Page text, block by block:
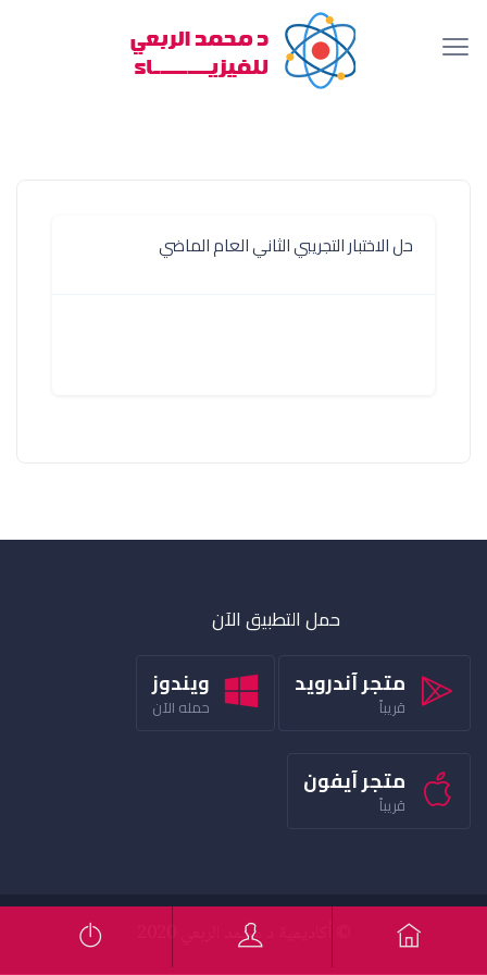
حل الاختبار التجريبي الثاني العام الماضي
حمل التطبيق الآن
متجر آندرويد
قريباً
ويندوز
حمله الآن
متجر آيفون
قريباً
© أكاديمية د محمد الربعي 2020